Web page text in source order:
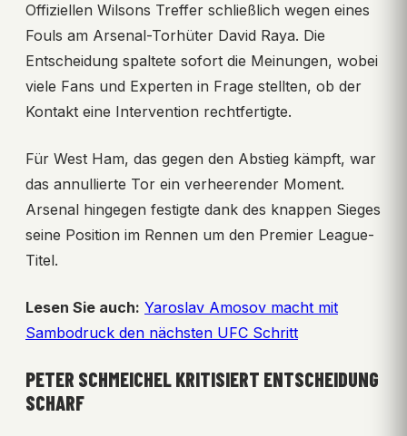
Offiziellen Wilsons Treffer schließlich wegen eines
Fouls am Arsenal-Torhüter David Raya. Die
Entscheidung spaltete sofort die Meinungen, wobei
viele Fans und Experten in Frage stellten, ob der
Kontakt eine Intervention rechtfertigte.
Für West Ham, das gegen den Abstieg kämpft, war
das annullierte Tor ein verheerender Moment.
Arsenal hingegen festigte dank des knappen Sieges
seine Position im Rennen um den Premier League-
Titel.
Lesen Sie auch: Yaroslav Amosov macht mit
Sambodruck den nächsten UFC Schritt
PETER SCHMEICHEL KRITISIERT ENTSCHEIDUNG
SCHARF